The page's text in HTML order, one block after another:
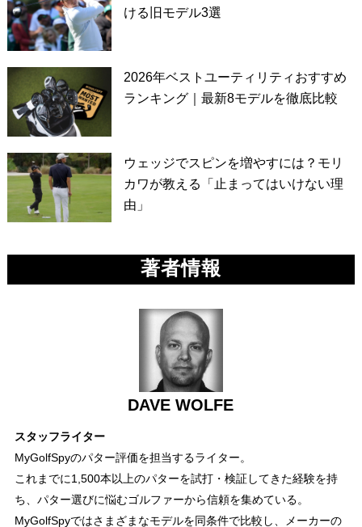
ける旧モデル3選
2026年ベストユーティリティおすすめ
ランキング｜最新8モデルを徹底比較
ウェッジでスピンを増やすには？モリ
カワが教える「止まってはいけない理
由」
著者情報
DAVE WOLFE
スタッフライター
MyGolfSpyのパター評価を担当するライター。
これまでに1,500本以上のパターを試打・検証してきた経験を持
ち、パター選びに悩むゴルファーから信頼を集めている。
MyGolfSpyではさまざまなモデルを同条件で比較し、メーカーの